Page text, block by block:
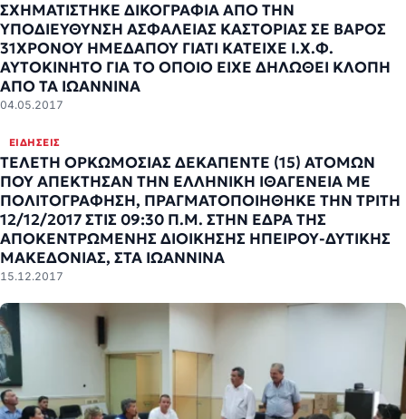
ΣΧΗΜΑΤΙΣΤΗΚΕ ΔΙΚΟΓΡΑΦΙΑ ΑΠΟ ΤΗΝ
ΥΠΟΔΙΕΥΘΥΝΣΗ ΑΣΦΑΛΕΙΑΣ ΚΑΣΤΟΡΙΑΣ ΣΕ ΒΑΡΟΣ
31ΧΡΟΝΟΥ ΗΜΕΔΑΠΟΥ ΓΙΑΤΙ ΚΑΤΕΙΧΕ Ι.Χ.Φ.
ΑΥΤΟΚΙΝΗΤΟ ΓΙΑ ΤΟ ΟΠΟΙΟ ΕΙΧΕ ΔΗΛΩΘΕΙ ΚΛΟΠΗ
ΑΠΟ ΤΑ ΙΩΑΝΝΙΝΑ
04.05.2017
ΕΙΔΉΣΕΙΣ
ΤΕΛΕΤΗ ΟΡΚΩΜΟΣΙΑΣ ΔΕΚΑΠΕΝΤΕ (15) ΑΤΟΜΩΝ
ΠΟΥ ΑΠΕΚΤΗΣΑΝ ΤΗΝ ΕΛΛΗΝΙΚΗ ΙΘΑΓΕΝΕΙΑ ΜΕ
ΠΟΛΙΤΟΓΡΑΦΗΣΗ, ΠΡΑΓΜΑΤΟΠΟΙΗΘΗΚΕ ΤΗΝ ΤΡΙΤΗ
12/12/2017 ΣΤΙΣ 09:30 Π.Μ. ΣΤΗΝ ΕΔΡΑ ΤΗΣ
ΑΠΟΚΕΝΤΡΩΜΕΝΗΣ ΔΙΟΙΚΗΣΗΣ ΗΠΕΙΡΟΥ-ΔΥΤΙΚΗΣ
ΜΑΚΕΔΟΝΙΑΣ, ΣΤΑ ΙΩΑΝΝΙΝΑ
15.12.2017